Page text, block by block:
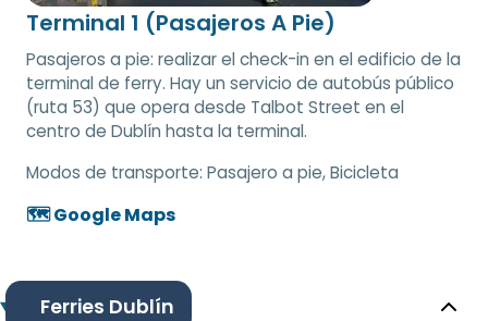
Terminal 1 (Pasajeros A Pie)
Pasajeros a pie: realizar el check-in en el edificio de la
terminal de ferry. Hay un servicio de autobús público
(ruta 53) que opera desde Talbot Street en el
centro de Dublín hasta la terminal.
Modos de transporte: Pasajero a pie, Bicicleta
🗺️ Google Maps
Ferries Dublín